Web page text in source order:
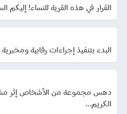
القرار في هذه القرية للنساء! إليكم
البدء بتنفيذ إجراءات رقابية
دهس مجموعة من الأشخاص إثر
الكريم...